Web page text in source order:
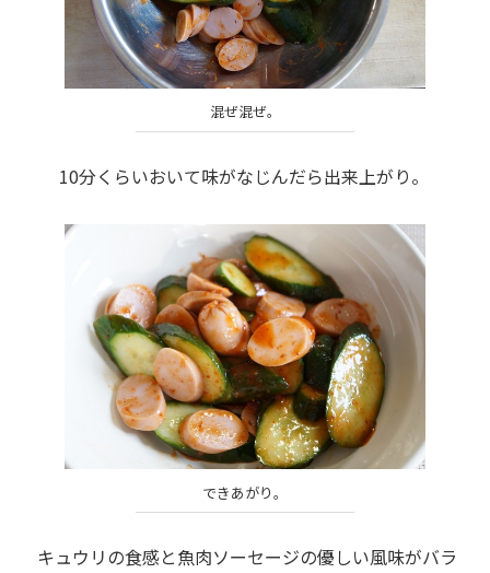
混ぜ混ぜ。
10分くらいおいて味がなじんだら出来上がり。
できあがり。
キュウリの食感と魚肉ソーセージの優しい風味がバラ